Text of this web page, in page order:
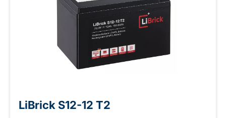
LiBrick S12-12 T2